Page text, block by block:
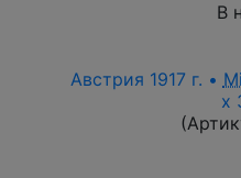
В
Австрия 1917 г. •
х